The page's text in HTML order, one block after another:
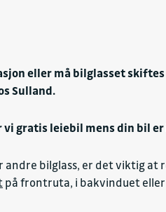
eller må bilglasset
Sulland.
gratis leiebil mens din bil er
bilglass, er det viktig
på frontruta, i bakvinduet